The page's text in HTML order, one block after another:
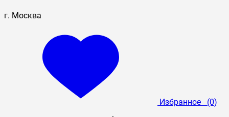
г. Москва
Избранное (0)